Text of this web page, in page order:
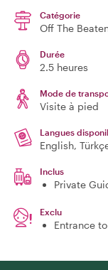
Catégorie
Off The
Durée
2.5 heures
Mode de
Visite à pied
Langues
Inclus
Private
Exclu
Entrance